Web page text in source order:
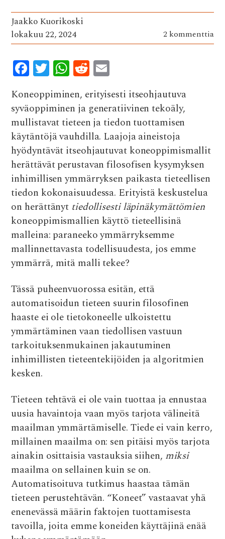
Jaakko Kuorikoski
lokakuu 22, 2024
2 kommenttia
F
ac
e
b
o
o
k
T
w
it
te
r
W
h
at
s
A
p
p
R
e
d
di
t
ai
l
Koneoppiminen, erityisesti itseohjautuva
syväoppiminen ja generatiivinen tekoäly,
mullistavat tieteen ja tiedon tuottamisen
käytäntöjä vauhdilla. Laajoja aineistoja
hyödyntävät itseohjautuvat koneoppimismallit
herättävät perustavan filosofisen kysymyksen
inhimillisen ymmärryksen paikasta tieteellisen
tiedon kokonaisuudessa. Erityistä keskustelua
on herättänyt tiedollisesti läpinäkymättömien
koneoppimismallien käyttö tieteellisinä
malleina: paraneeko ymmärryksemme
mallinnettavasta todellisuudesta, jos emme
ymmärrä, mitä malli tekee?
Tässä puheenvuorossa esitän, että
automatisoidun tieteen suurin filosofinen
haaste ei ole tietokoneelle ulkoistettu
ymmärtäminen vaan tiedollisen vastuun
tarkoituksenmukainen jakautuminen
inhimillisten tieteentekijöiden ja algoritmien
kesken.
Tieteen tehtävä ei ole vain tuottaa ja ennustaa
uusia havaintoja vaan myös tarjota välineitä
maailman ymmärtämiselle. Tiede ei vain kerro,
millainen maailma on: sen pitäisi myös tarjota
ainakin osittaisia vastauksia siihen, miksi
maailma on sellainen kuin se on.
Automatisoituva tutkimus haastaa tämän
tieteen perustehtävän. “Koneet” vastaavat yhä
enenevässä määrin faktojen tuottamisesta
tavoilla, joita emme koneiden käyttäjinä enää